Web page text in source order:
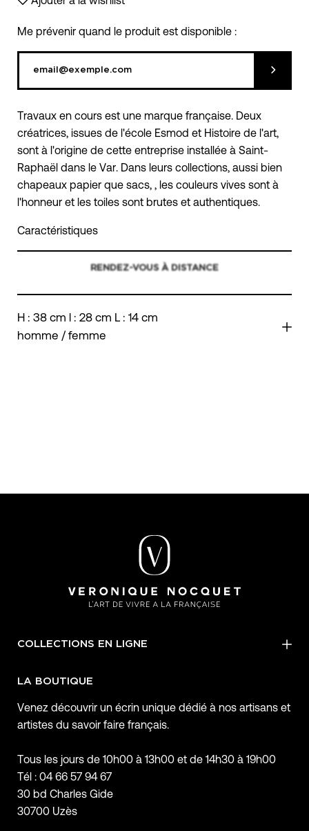
Me prévenir quand le produit est disponible :
Travaux en cours est une marque française. Deux
créatrices, issues de l'école Esmod et Histoire de l'art,
sont à l'origine de cette entreprise installée à Saint-
Raphaël dans le Var. Dans leurs collections, aussi bien
chapeaux papier que sacs, , les couleurs vives sont à
l'honneur et les toiles sont brutes et authentiques.
Caractéristiques
RENDEZ-VOUS À DISTANCE
H : 38 cm l : 28 cm L : 14 cm
homme / femme
COLLECTIONS EN LIGNE
LA BOUTIQUE
Venez découvrir un écrin unique dédié à nos artisans et
artistes du savoir faire français.
Tous les jours de 10h00 à 13h00 et de 14h30 à 19h00
Tél : 04 66 57 94 67
30 bd Charles Gide
30700 Uzès